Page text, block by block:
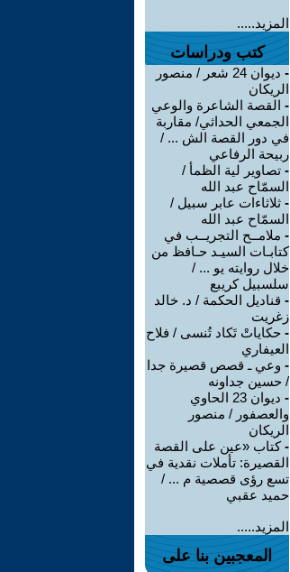
المزيد.....
كتب ودراسات
-
ديوان 24 شعر / منصور
الريكان
- القصة الشاعرة والوعي
الجمعي الحداثي/ مقاربة
في دور القصة الش ... /
ربيحة الرفاعي
- تصاوير لية الظمأ /
السمّاح عبد الله
- ثلاثاءات عابر سبيل /
السمّاح عبد الله
- ملامــح التجريــب في
كتابـات السيـد حـافظ من
خلال روايته يو ... /
سلسبيل كريبع
- قناديل الحكمة / د. خالد
زغريت
- حكاياتْ تَكاد تُنسى / فلاح
العيفاري
- وعي ـ قصص قصيرة جدا
/ حسين جداونه
-
ديوان 23 الحاوي
والعصفور / منصور
الريكان
-كتاب «عين على القصة
القصيرة: تأملات نقدية في
تسع رؤى قصصية م ... /
حميد عقبي
المزيد.....
المعجبين بنا على